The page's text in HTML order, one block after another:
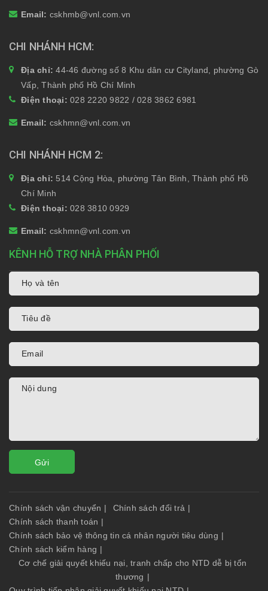
Email: cskhmb@vnl.com.vn
CHI NHÁNH HCM
Địa chỉ:44-46 đường số 8 Khu dân cư Cityland, phường Gò
Vấp, Thành phố Hồ Chí Minh
Điện thoại: 028 2220 9822 / 028 3862 6981
Email: cskhmn@vnl.com.vn
CHI NHÁNH HCM 2
Địa chỉ: 514 Cộng Hòa, phường Tân Bình, Thành phố Hồ
Chí Minh
Điện thoại: 028 3810 0929
Email: cskhmn@vnl.com.vn
KÊNH HỖ TRỢ NHÀ PHÂN PHỐI
Gửi
Chính sách vận chuyển | Chính sách đổi trả |
Chính sách thanh toán |
Chính sách bảo vệ thông tin cá nhân người tiêu dùng |
Chính sách kiểm hàng |
Cơ chế giải quyết khiếu nại, tranh chấp cho NTD dễ bị tổn
thương |